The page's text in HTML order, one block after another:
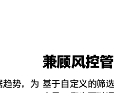
趋势，为
兼顾风控
基于自定义的筛